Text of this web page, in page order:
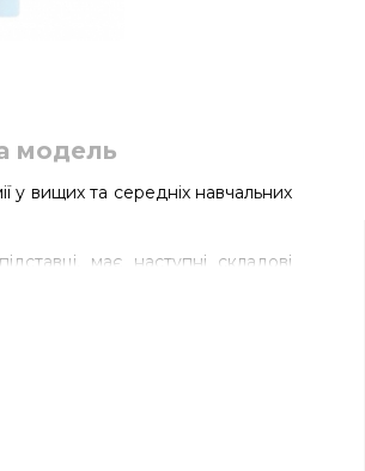
модель
у вищих та середніх навчальних
має наступні складові
(2 половини). Розміри: